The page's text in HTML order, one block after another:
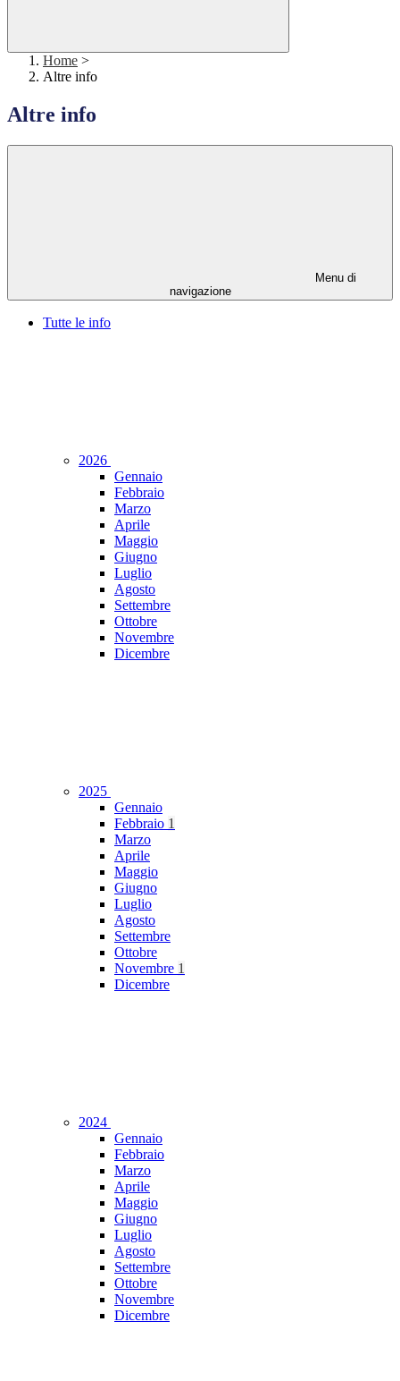
Home >
Altre info
Altre info
Menu di
navigazione
Tutte le info
2026
Gennaio
Febbraio
Marzo
Aprile
Maggio
Giugno
Luglio
Agosto
Settembre
Ottobre
Novembre
Dicembre
2025
Gennaio
Febbraio 1
Marzo
Aprile
Maggio
Giugno
Luglio
Agosto
Settembre
Ottobre
Novembre 1
Dicembre
2024
Gennaio
Febbraio
Marzo
Aprile
Maggio
Giugno
Luglio
Agosto
Settembre
Ottobre
Novembre
Dicembre